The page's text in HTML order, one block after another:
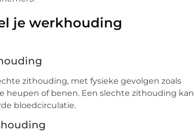
je werkhouding
zithouding, met fysieke gevolgen zoals
heupen of benen. Een slechte zithouding kan
bloedcirculatie.